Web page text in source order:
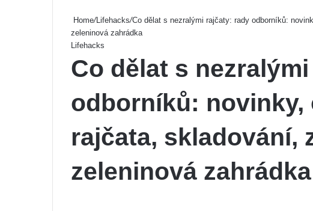
Home/Lifehacks/Co dělat s nezralými rajčaty: rady odborníků:
zeleninová zahrádka
Lifehacks
Co dělat s
odborníků: novinky,
rajčata, skladování,
zeleninová zahrádka